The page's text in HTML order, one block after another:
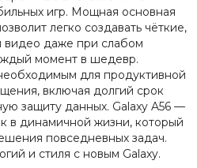
игр. Мощная основная
легко создавать чёткие,
видео даже при слабом
момент в шедевр.
для продуктивной
включая долгий срок
защиту данных. Galaxy A56 —
в динамичной жизни, который
повседневных задач.
и стиля с новым Galaxy.